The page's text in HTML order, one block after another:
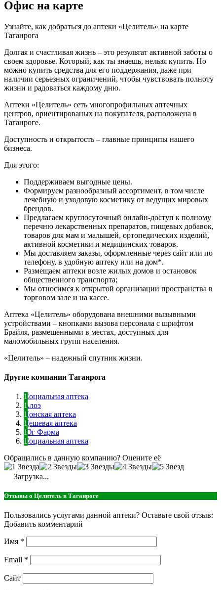
Офис на карте
Узнайте, как добраться до аптеки «Целитель» на карте
Таганрога
Долгая и счастливая жизнь – это результат активной заботы о
своем здоровье. Который, как ты знаешь, нельзя купить. Но
можно купить средства для его поддержания, даже при
наличии серьезных ограничений, чтобы чувствовать полноту
жизни и радоваться каждому дню.
Аптеки «Целитель» сеть многопрофильных аптечных
центров, ориентированых на покупателя, расположена в
Таганроге.
Доступность и открытость – главные принципы нашего
бизнеса.
Для этого:
Поддерживаем выгодные цены.
Формируем разнообразный ассортимент, в том числе
лечебную и уходовую косметику от ведущих мировых
брендов.
Предлагаем круглосуточный онлайн-доступ к полному
перечню лекарственных препаратов, пищевых добавок,
товаров для мам и малышей, ортопедических изделий,
активной косметики и медицинских товаров.
Мы доставляем заказы, оформленные через сайт или по
телефону, в удобную аптеку или на дом*.
Размещаем аптеки возле жилых домов и остановок
общественного транспорта;
Мы относимся к открытой организации пространства в
торговом зале и на кассе.
Аптека «Целитель» оборудована внешними вызывными
устройствами – кнопками вызова персонала с шрифтом
Брайля, размещенными в местах, доступных для
маломобильных групп населения.
«Целитель» – надежный спутник жизни.
Другие компании Таганрога
Социальная аптека
Алоэ
Донская аптека
Дешевая аптека
Юг Фарма
Социальная аптека
Обращались в данную компанию? Оцените её
Загрузка...
Отзывы о Целитель в Таганроге
Пользовались услугами данной аптеки? Оставьте свой отзыв:
Добавить комментарий
Имя *
Email *
Сайт